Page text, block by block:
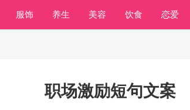
服饰 养生 美容 饮食 恋爱
职场激励短句文案